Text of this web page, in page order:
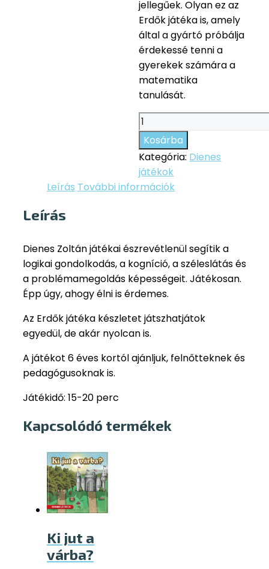
jellegűek. Olyan ez az
Erdők játéka is, amely
által a gyártó próbálja
érdekessé tenni a
gyerekek számára a
matematika
tanulását.
Erdők
játéka
mennyiség
Kosárba
Kategória: Dienes
játékok
Leírás További információk
Leírás
Dienes Zoltán játékai észrevétlenül segítik a
logikai gondolkodás, a kogníció, a széleslátás és
a problémamegoldás képességeit. Játékosan.
Épp úgy, ahogy élni is érdemes.
Az Erdők játéka készletet játszhatjátok
egyedül, de akár nyolcan is.
A játékot 6 éves kortól ajánljuk, felnőtteknek és
pedagógusoknak is.
Játékidő: 15-20 perc
Kapcsolódó termékek
Ki jut a
várba?